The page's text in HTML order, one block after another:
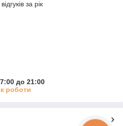
за рік
до 21:00
роботи